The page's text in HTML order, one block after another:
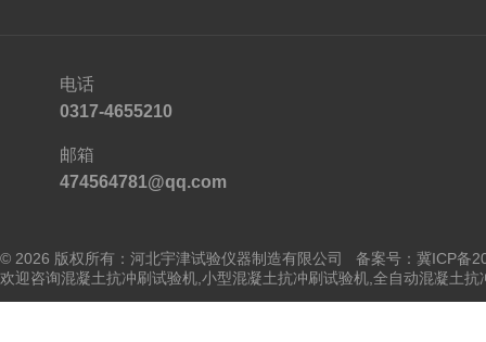
电话
0317-4655210
邮箱
474564781@qq.com
© 2026 版权所有：河北宇津试验仪器制造有限公司 备案号：冀ICP备
欢迎咨询混凝土抗冲刷试验机,小型混凝土抗冲刷试验机,全自动混凝土抗